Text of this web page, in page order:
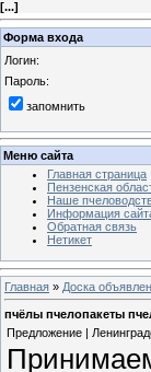
[...]
Форма входа
Логин:
Пароль:
запомнить
Меню сайта
Главная страница
Пензенская
Наше
Информация
Обратная связь
Нетикет
Главная » Доска
пчёлы пчелопакеты
Предложение |